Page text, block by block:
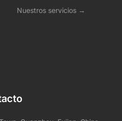
Nuestros servicios →